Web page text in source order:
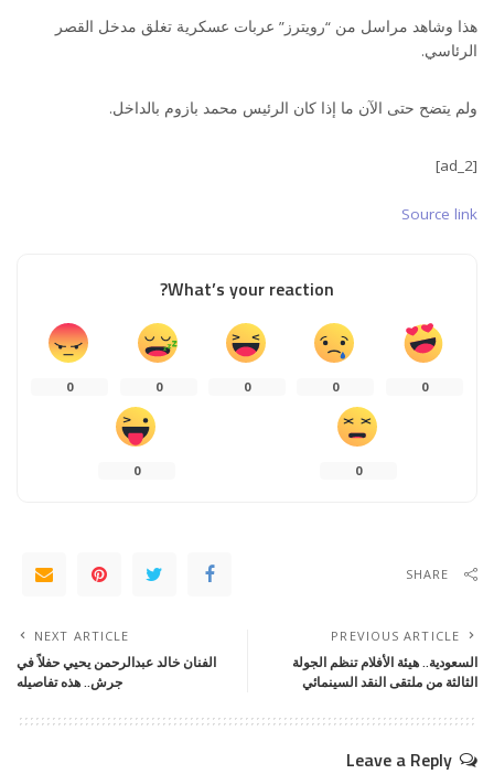
هذا وشاهد مراسل من “رويترز” عربات عسكرية تغلق مدخل القصر
الرئاسي.
ولم يتضح حتى الآن ما إذا كان الرئيس محمد بازوم بالداخل.
[ad_2]
Source link
What’s your reaction?
0
0
0
0
0
0
0
SHARE
PREVIOUS ARTICLE
السعودية.. هيئة الأفلام تنظم الجولة
الثالثة من ملتقى النقد السينمائي
NEXT ARTICLE
الفنان خالد عبدالرحمن يحيي حفلاً في
جرش.. هذه تفاصيله
Leave a Reply